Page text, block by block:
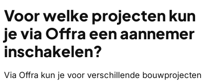
Voor welke projecten kun
je via Offra een aannemer
inschakelen?
Via Offra kun je voor verschillende bouwprojecten